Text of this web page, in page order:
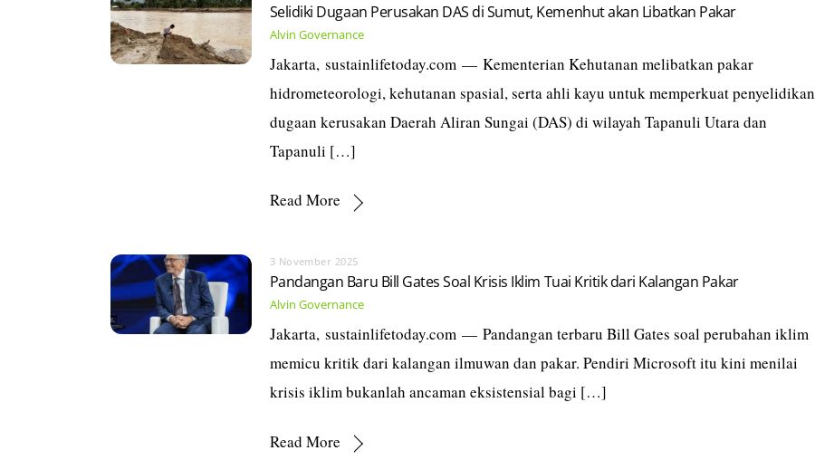
Selidiki Dugaan Perusakan DAS di Sumut, Kemenhut akan Libatkan Pakar
Alvin Governance
Jakarta, sustainlifetoday.com — Kementerian Kehutanan melibatkan pakar
hidrometeorologi, kehutanan spasial, serta ahli kayu untuk memperkuat penyelidikan
dugaan kerusakan Daerah Aliran Sungai (DAS) di wilayah Tapanuli Utara dan
Tapanuli […]
Read More
3 November 2025
Pandangan Baru Bill Gates Soal Krisis Iklim Tuai Kritik dari Kalangan Pakar
Alvin Governance
Jakarta, sustainlifetoday.com — Pandangan terbaru Bill Gates soal perubahan iklim
memicu kritik dari kalangan ilmuwan dan pakar. Pendiri Microsoft itu kini menilai
krisis iklim bukanlah ancaman eksistensial bagi […]
Read More